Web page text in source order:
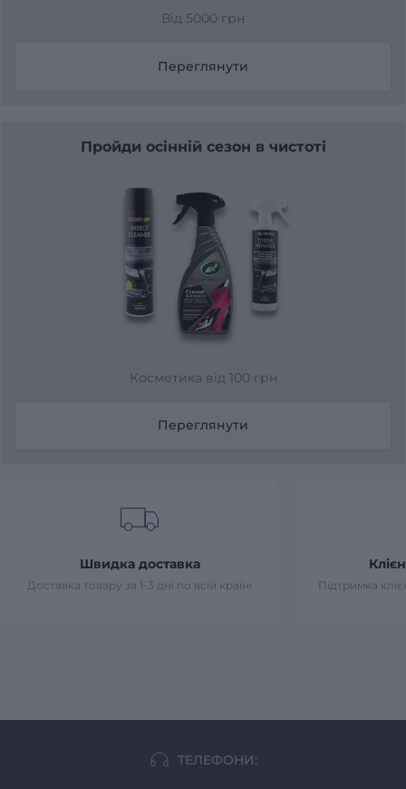
Від 5000 грн
Переглянути
Пройди осінній сезон в чистоті
Косметика від 100 грн
Переглянути
Швидка доставка
Доставка товару за 1-3 дні по всій країні Підтримка
ТЕЛЕФОНИ: